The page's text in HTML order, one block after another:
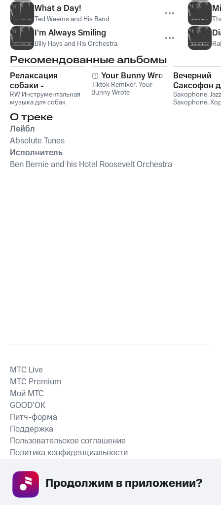
What a Day!
Ted Weems and His Band
I'm Always Smiling
Billy Hays and His Orchestra
Рекомендованные альбомы
Релаксация
собаки -
Расслабляющая
музыка для собак,
успокаивающие и
успокаивающие
звуки для
животных,
антистрессовая
терапия,
RW Инструментальная
музыка для собак
Your Bunny Wrote
Tiktok Remixer,Your
Bunny Wrote
Вечерний
Саксофон
Души
Лаунж)
Saxophone,Jazz
Saxophone,
О треке
Лейбл
Absolute Tunes
Исполнитель
Ben Bernie and his Hotel Roosevelt Orchestra
СКАЧАТЬ ПРИЛОЖЕНИЕ
MTС Live
MTС Premium
Мой МТС
GOOD’OK
Питч-форма
Поддержка
Пользовательское соглашение
Политика конфиденциальности